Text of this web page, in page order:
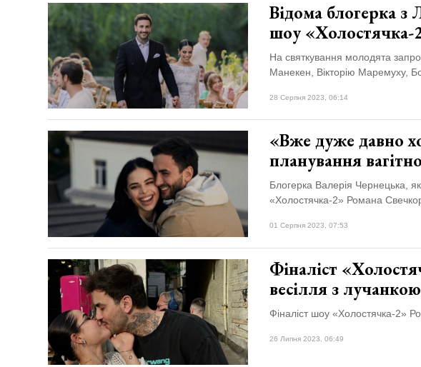
Відома блогерка з
шоу
На святкування молодята
Манекен, Вікторію Маремуху,
28 Серпня 2023, 06:14
«Вже дуже давно
планування
Блогерка Валерія Чернецька,
«Холостячка-2» Романа
01 Серпня 2023, 07:53
Фіналіст
весілля з
Фіналіст шоу «Холостячка-2»
26 Липня 2023, 06:49